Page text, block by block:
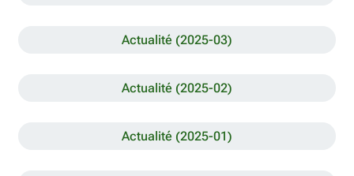
Actualité (2025-03)
Actualité (2025-02)
Actualité (2025-01)